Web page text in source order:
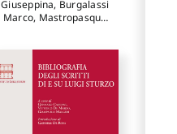
Giuseppina, Burgalassi
Marco, Mastropasqua
Marc,Gaggiani
Mariacristina,
Mancaniello Mariarita
Mastropasqua Isabella
Mordeglia Silvana